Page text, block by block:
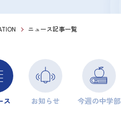
ニュース記事一覧
ス お知らせ 今週の中学部